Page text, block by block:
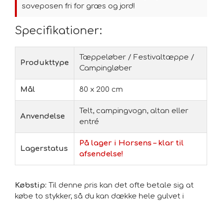
soveposen fri for græs og jord!
Specifikationer:
Produkttype
Tæppeløber / Festivaltæppe /
Campingløber
Mål 80 x 200 cm
Anvendelse
Telt, campingvogn, altan eller
entré
Lagerstatus
På lager i Horsens – klar til
afsendelse!
Købstip: Til denne pris kan det ofte betale sig at
købe to stykker, så du kan dække hele gulvet i